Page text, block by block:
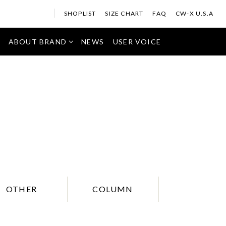
ABOUT BRAND NEWS USER VOICE
SHOPLIST SIZE CHART FAQ CW-X U.S.A
OTHER COLUMN